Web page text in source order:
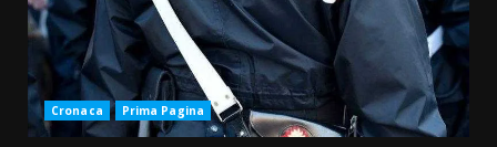
Cronaca Prima Pagina